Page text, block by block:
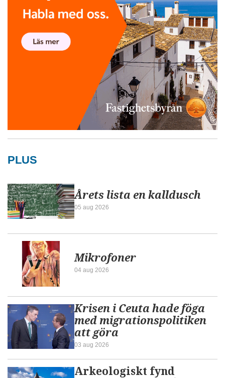
PLUS
Årets lista en kalldusch
05 aug 2026
Mikrofoner
04 aug 2026
Krisen i Ceuta hade föga
med migrationspolitiken
att göra
03 aug 2026
Arkeologiskt fynd